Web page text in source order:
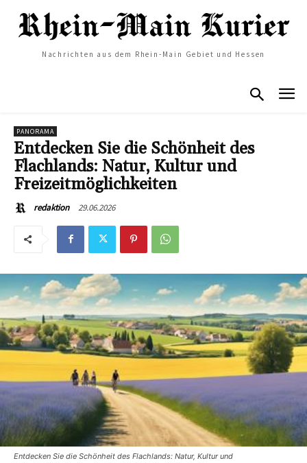
Nachrichten aus dem Rhein-Main Gebiet und Hessen
PANORAMA
Entdecken Sie die Schönheit des
Flachlands: Natur, Kultur und
Freizeitmöglichkeiten
redaktion 29.06.2026
Entdecken Sie die Schönheit des Flachlands: Natur, Kultur und